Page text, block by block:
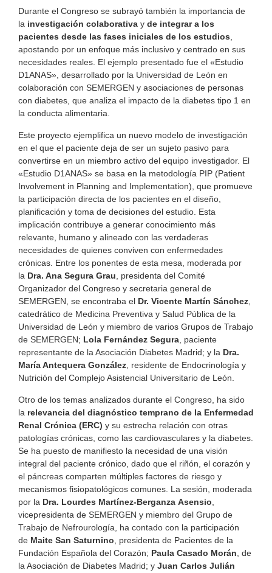
Durante el Congreso se subrayó también la importancia de
la investigación colaborativa y de integrar a los
pacientes desde las fases iniciales de los estudios
apostando por un enfoque más inclusivo y centrado en sus
necesidades reales. El ejemplo presentado fue el «Estudio
D1ANAS», desarrollado por la Universidad de León en
colaboración con SEMERGEN y asociaciones de personas
con diabetes, que analiza el impacto de la diabetes tipo 1 en
la conducta alimentaria.
Este proyecto ejemplifica un nuevo modelo de investigación
en el que el paciente deja de ser un sujeto pasivo para
convertirse en un miembro activo del equipo investigador. El
«Estudio D1ANAS» se basa en la metodología PIP (Patient
Involvement in Planning and Implementation), que promueve
la participación directa de los pacientes en el diseño,
planificación y toma de decisiones del estudio. Esta
implicación contribuye a generar conocimiento más
relevante, humano y alineado con las verdaderas
necesidades de quienes conviven con enfermedades
crónicas. Entre los ponentes de esta mesa, moderada por
la Dra. Ana Segura Grau , presidenta del Comité
Organizador del Congreso y secretaria general de
SEMERGEN, se encontraba el Dr. Vicente Martín Sánchez
catedrático de Medicina Preventiva y Salud Pública de la
Universidad de León y miembro de varios Grupos de Trabajo
de SEMERGEN; Lola Fernández Segura , paciente
representante de la Asociación Diabetes Madrid; y la Dra.
María Antequera González , residente de Endocrinología y
Nutrición del Complejo Asistencial Universitario de León.
Otro de los temas analizados durante el Congreso, ha sido
la relevancia del diagnóstico temprano de la Enfermedad
Renal Crónica (ERC) y su estrecha relación con otras
patologías crónicas, como las cardiovasculares y la diabetes.
Se ha puesto de manifiesto la necesidad de una visión
integral del paciente crónico, dado que el riñón, el corazón y
el páncreas comparten múltiples factores de riesgo y
mecanismos fisiopatológicos comunes. La sesión, moderada
por la Dra. Lourdes Martínez-Berganza Asensio
vicepresidenta de SEMERGEN y miembro del Grupo de
Trabajo de Nefrourología, ha contado con la participación
de Maite San Saturnino , presidenta de Pacientes de la
Fundación Española del Corazón; Paula Casado Morán , de
la Asociación de Diabetes Madrid; y Juan Carlos Julián